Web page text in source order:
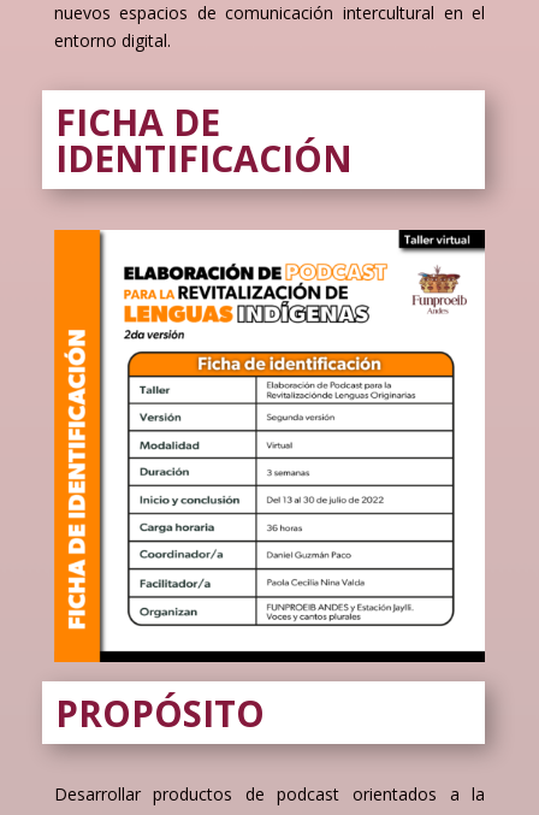
nuevos espacios de comunicación intercultural en el
entorno digital.
FICHA DE
IDENTIFICACIÓN
PROPÓSITO
Desarrollar productos de podcast orientados a la